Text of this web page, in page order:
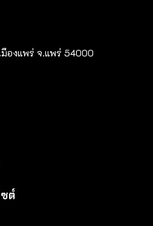
มืองแพร่ จ.แพร่ 54000
ซต์